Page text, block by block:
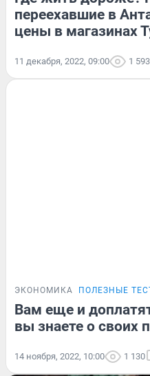
переехавшие в
цены в магазинах
11 декабря, 2022, 09:00 1 593
ЭКОНОМИКА ПОЛЕЗНЫЕ
Вам еще и
вы знаете о своих
14 ноября, 2022, 10:00 1 130